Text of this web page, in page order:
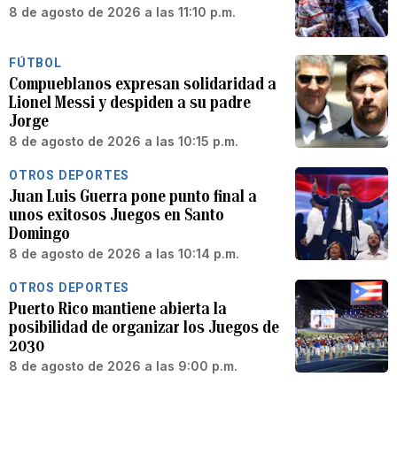
8 de agosto de 2026 a las 11:10 p.m.
FÚTBOL
Compueblanos expresan solidaridad a
Lionel Messi y despiden a su padre
Jorge
8 de agosto de 2026 a las 10:15 p.m.
OTROS DEPORTES
Juan Luis Guerra pone punto final a
unos exitosos Juegos en Santo
Domingo
8 de agosto de 2026 a las 10:14 p.m.
OTROS DEPORTES
Puerto Rico mantiene abierta la
posibilidad de organizar los Juegos de
2030
8 de agosto de 2026 a las 9:00 p.m.